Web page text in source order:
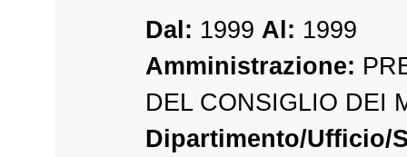
Dal: 1999 Al: 1999
Amministrazione:
DEL CONSIGLIO DEI
Dipartimento/Ufficio/